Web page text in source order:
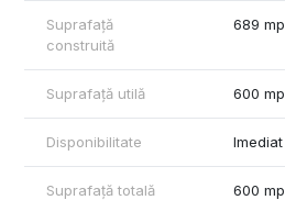
Suprafață
construită
689 mp
Suprafață utilă 600 mp
Disponibilitate Imediat
Suprafață totală
600 mp